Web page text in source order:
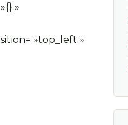
»
»top_left »